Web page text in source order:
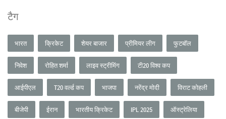
टैग
भारत क्रिकेट शेयर बाजार प्रीमियर लीग फुटबॉल
निवेश रोहित शर्मा लाइव स्ट्रीमिंग टी20 विश्व कप
आईपीएल T20 वर्ल्ड कप भाजपा नरेंद्र मोदी विराट कोहली
बीजेपी ईरान भारतीय क्रिकेट IPL 2025 ऑस्ट्रेलिया